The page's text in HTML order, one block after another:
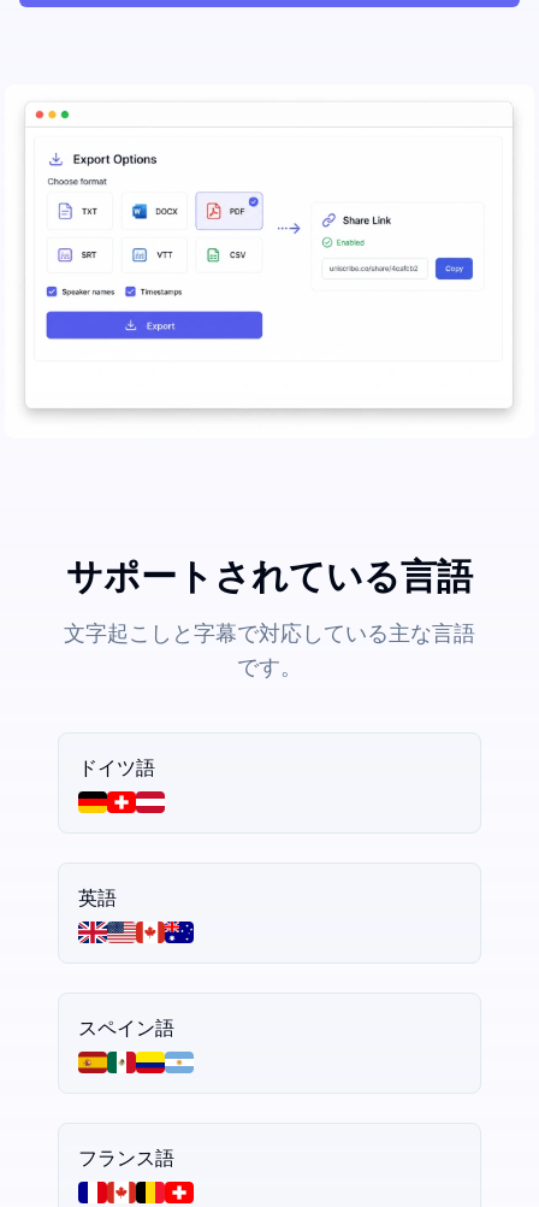
サポートされている言語
文字起こしと字幕で対応している主な言語
です。
ドイツ語
英語
スペイン語
フランス語